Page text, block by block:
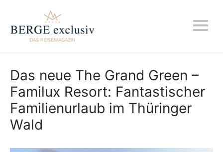
Das neue The Grand Green –
Familux Resort: Fantastischer
Familienurlaub im Thüringer
Wald